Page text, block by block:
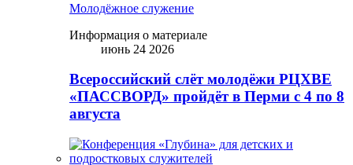
Молодёжное служение
Информация о материале
июнь 24 2026
Всероссийский слёт молодёжи РЦХВЕ
«ПАССВОРД» пройдёт в Перми с 4 по 8
августа